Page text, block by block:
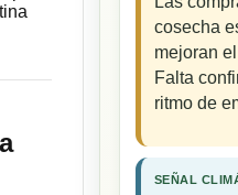
cosecha
mejoran
Falta
ritmo de
SEÑAL